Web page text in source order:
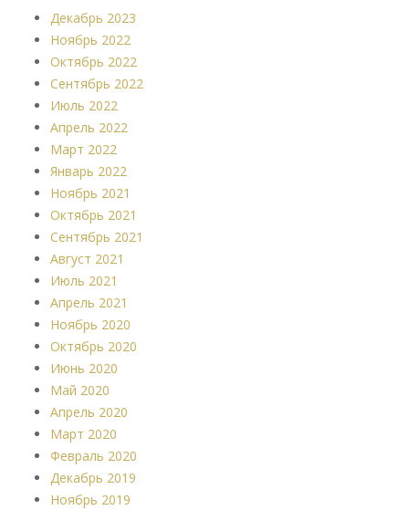
Декабрь 2023
Ноябрь 2022
Октябрь 2022
Сентябрь 2022
Июль 2022
Апрель 2022
Март 2022
Январь 2022
Ноябрь 2021
Октябрь 2021
Сентябрь 2021
Август 2021
Июль 2021
Апрель 2021
Ноябрь 2020
Октябрь 2020
Июнь 2020
Май 2020
Апрель 2020
Март 2020
Февраль 2020
Декабрь 2019
Ноябрь 2019